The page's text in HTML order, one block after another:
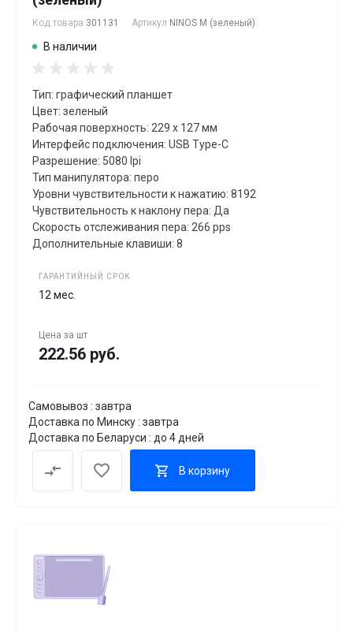
Код товара 301131 Артикул NINOS M (зеленый)
В наличии
Тип: графический планшет
Цвет: зеленый
Рабочая поверхность: 229 x 127 мм
Интерфейс подключения: USB Type-C
Разрешение: 5080 lpi
Тип манипулятора: перо
Уровни чувствительности к нажатию: 8192
Чувствительность к наклону пера: Да
Скорость отслеживания пера: 266 pps
Дополнительные клавиши: 8
ГАРАНТИЙНЫЙ СРОК
12 мес.
Цена за шт
222.56 руб.
Самовывоз : завтра
Доставка по Минску : завтра
Доставка по Беларуси : до 4 дней
В корзину